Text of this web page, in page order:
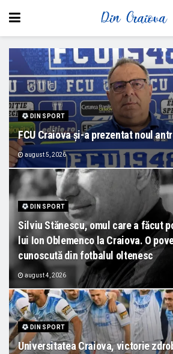
DIN SPORT
FCU Craiova și-a prezentat noul
august 5, 2026
DIN SPORT
Silviu Stănescu, omul care a făcut
lui Ion Oblemenco la Craiova. O
cunoscută din fotbalul oltenesc
august 4, 2026
DIN SPORT
Universitatea Craiova, victorie